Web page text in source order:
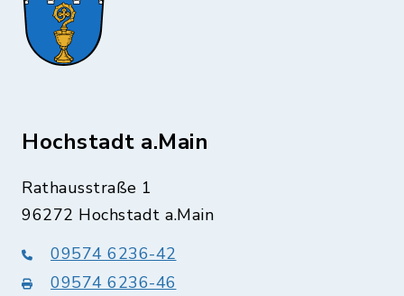
Hochstadt a.Main
Rathausstraße 1
96272 Hochstadt a.Main
09574 6236-42
09574 6236-46